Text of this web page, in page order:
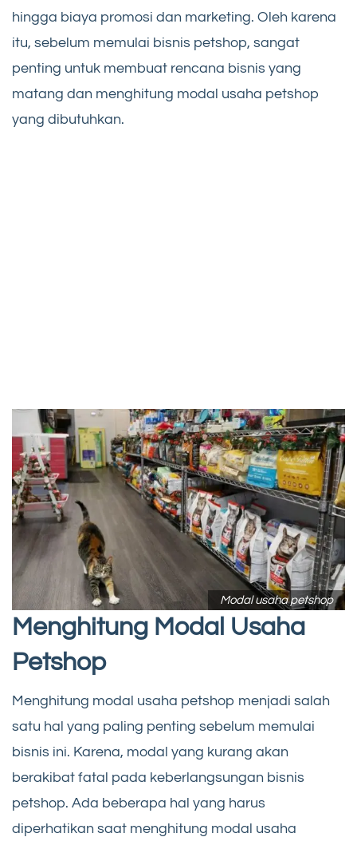
hingga biaya promosi dan marketing. Oleh karena
itu, sebelum memulai bisnis petshop, sangat
penting untuk membuat rencana bisnis yang
matang dan menghitung modal usaha petshop
yang dibutuhkan.
Modal usaha petshop
Menghitung Modal Usaha
Petshop
Menghitung modal usaha petshop menjadi salah
satu hal yang paling penting sebelum memulai
bisnis ini. Karena, modal yang kurang akan
berakibat fatal pada keberlangsungan bisnis
petshop. Ada beberapa hal yang harus
diperhatikan saat menghitung modal usaha